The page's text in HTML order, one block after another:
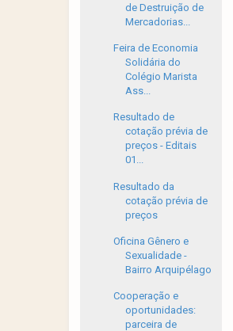
de Destruição de
Mercadorias...
Feira de Economia
Solidária do
Colégio Marista
Ass...
Resultado de
cotação prévia de
preços - Editais
01...
Resultado da
cotação prévia de
preços
Oficina Gênero e
Sexualidade -
Bairro Arquipélago
Cooperação e
oportunidades:
parceira de